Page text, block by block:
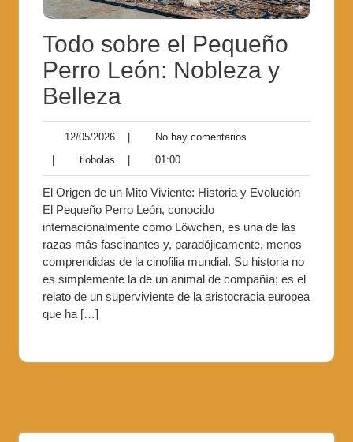
Todo sobre el Pequeño
Perro León: Nobleza y
Belleza
12/05/2026
No hay comentarios
tiobolas 01:00
El Origen de un Mito Viviente: Historia y Evolución
El Pequeño Perro León, conocido
internacionalmente como Löwchen, es una de las
razas más fascinantes y, paradójicamente, menos
comprendidas de la cinofilia mundial. Su historia no
es simplemente la de un animal de compañía; es el
relato de un superviviente de la aristocracia europea
que ha […]